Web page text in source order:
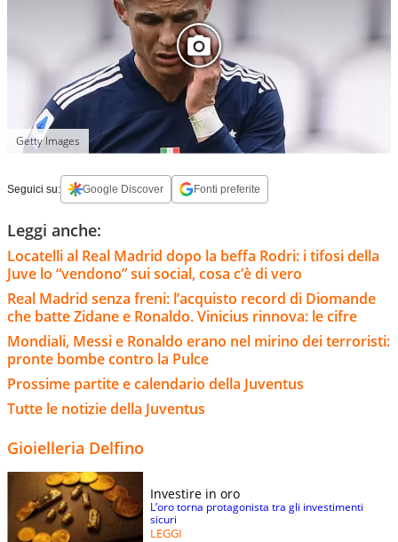
Getty Images
Seguici su: Google Discover Fonti preferite
Leggi anche:
Locatelli al Real Madrid dopo la beffa Rodri: i tifosi della
Juve lo “vendono” sui social, cosa c’è di vero
Real Madrid senza freni: l’acquisto record di Diomande
che batte Zidane e Ronaldo. Vinicius rinnova: le cifre
Mondiali, Messi e Ronaldo erano nel mirino dei terroristi:
pronte bombe contro la Pulce
Prossime partite e calendario della Juventus
Tutte le notizie della Juventus
Gioielleria Delfino
Investire in oro
L’oro torna protagonista tra gli investimenti
sicuri
LEGGI